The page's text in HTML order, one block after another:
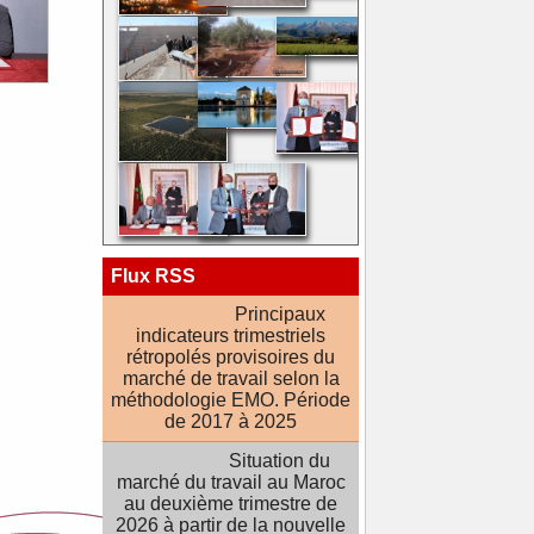
Flux RSS
Principaux
indicateurs trimestriels
rétropolés provisoires du
marché de travail selon la
méthodologie EMO. Période
de 2017 à 2025
Situation du
marché du travail au Maroc
au deuxième trimestre de
2026 à partir de la nouvelle